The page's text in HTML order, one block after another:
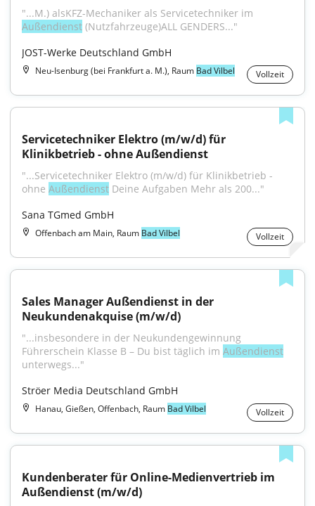
Außendienst (Nutzfahrzeuge)ALL GENDERS..."
JOST-Werke Deutschland GmbH
Neu-Isenburg (bei Frankfurt a. M.), Raum Bad Vilbel Vollzeit
Servicetechniker Elektro (m/w/d) für
Klinikbetrieb - ohne Außendienst
"...Servicetechniker Elektro (m/w/d) für Klinikbetrieb -
ohne Außendienst Deine Aufgaben Mehr als 200..."
Sana TGmed GmbH
Offenbach am Main, Raum Bad Vilbel Vollzeit
Sales Manager Außendienst in der
Neukundenakquise (m/w/d)
"...insbesondere in der Neukundengewinnung
Führerschein Klasse B – Du bist täglich im Außendienst
unterwegs..."
Ströer Media Deutschland GmbH
Hanau, Gießen, Offenbach, Raum Bad Vilbel Vollzeit
Kundenberater für Online-Medienvertrieb im
Außendienst (m/w/d)